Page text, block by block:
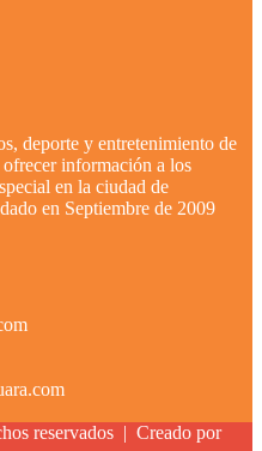
deporte y entretenimiento de
información a los
en la ciudad de
en Septiembre de 2009
reservados | Creado por